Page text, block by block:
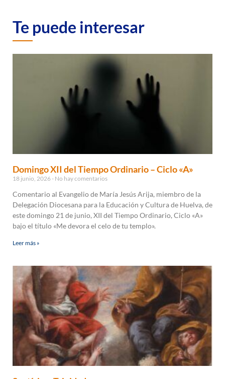
Te puede interesar
Domingo XII del Tiempo Ordinario – Ciclo «A»
18 junio, 2026 No hay comentarios
Comentario al Evangelio de María Jesús Arija, miembro de la
Delegación Diocesana para la Educación y Cultura de Huelva, de
este domingo 21 de junio, XII del Tiempo Ordinario, Ciclo «A»
bajo el título «Me devora el celo de tu templo».
Leer más »